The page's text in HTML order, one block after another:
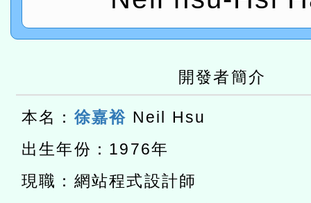
本館辦理115年度閱讀磐
讀推動專業研習
科技賦能─人工智慧(AI)工
程
A3數位素養講師名單
「數位內容與教學軟體線
開發者簡介
本名： 徐嘉裕 Neil Hsu
出生年份：1976年
現職：網站程式設計師